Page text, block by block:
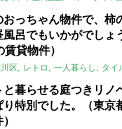
おっちゃん物件で、柿
風呂でもいかがでしょ
貸物件）
区 レトロ 一人暮らし タイ
暮らせる庭つきリノ
り特別でした。（東京